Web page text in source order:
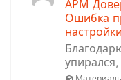
АРМ
Ошибка
упирался,